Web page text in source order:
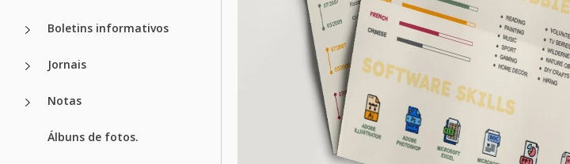
Boletins informativos
Jornais
Notas
Álbuns de fotos.